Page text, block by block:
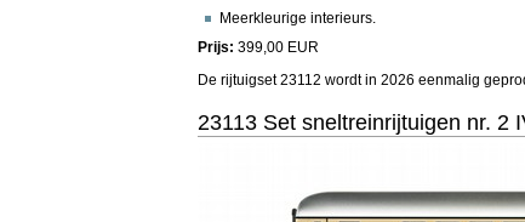
Meerkleurige interieurs.
Prijs: 399,00 EUR
De rijtuigset 23112 wordt in 2026 eenmalig
23113 Set sneltreinrijtuigen nr. 2